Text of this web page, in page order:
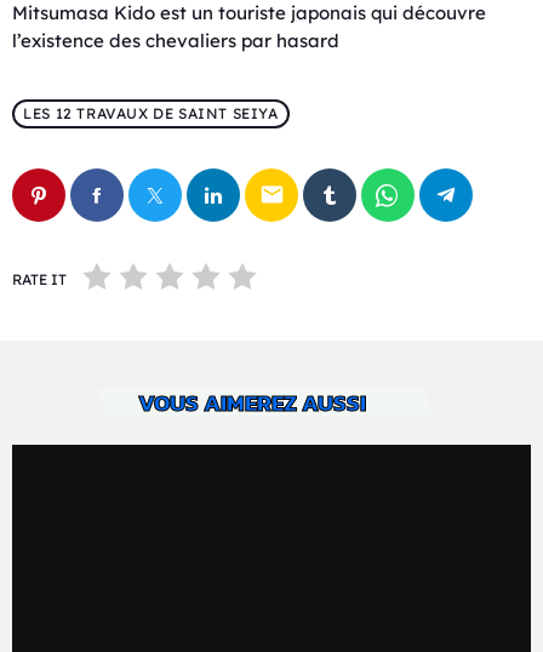
Mitsumasa Kido est un touriste japonais qui découvre
l’existence des chevaliers par hasard
LES 12 TRAVAUX DE SAINT SEIYA
email
RATE IT
VOUS AIMEREZ AUSSI